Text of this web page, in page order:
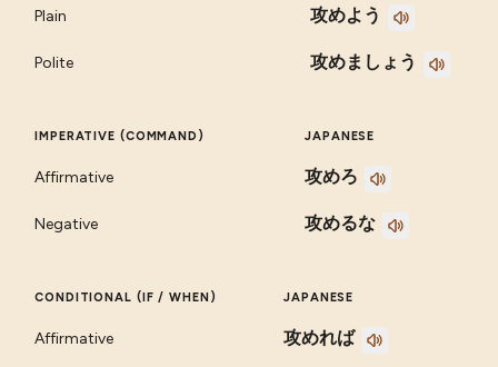
Plain 攻めよう
Polite 攻めましょう
IMPERATIVE (COMMAND) JAPANESE
Affirmative 攻めろ
Negative 攻めるな
CONDITIONAL (IF / WHEN) JAPANESE
Affirmative 攻めれば